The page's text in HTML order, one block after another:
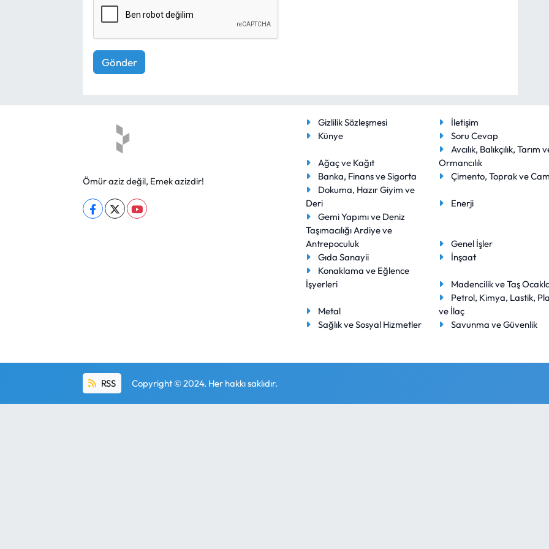
Gönder
Ömür aziz değil, Emek azizdir!
Gizlilik Sözleşmesi
İletişim
Künye
Soru Cevap
Ağaç ve Kağıt
Avcılık, Balıkçılık, Tarım
Ormancılık
Banka, Finans ve Sigorta
Çimento, Toprak ve
Dokuma, Hazır Giyim ve
Deri
Enerji
Gemi Yapımı ve Deniz
Taşımacılığı Ardiye ve
Antrepoculuk
Genel İşler
Gıda Sanayii
İnşaat
Konaklama ve Eğlence
İşyerleri
Madencilik ve Taş
Metal
Petrol, Kimya, Lastik,
ve İlaç
Sağlık ve Sosyal Hizmetler
Savunma ve Güvenlik
RSS Copyright © 2024. Her hakkı saklıdır.